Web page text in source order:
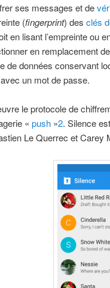
ses messages et de
(fingerprint) des clés
en lisant l’empreinte ou
en remplacement
de données conservant
un mot de passe.
le protocole de
« push »2. Silence
Le Querrec et Carey